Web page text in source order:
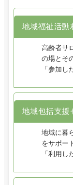
地域福祉活動
高齢者サ
の場とそ
「参加し
地域包括支援
地域に暮
をサポー
「利用し